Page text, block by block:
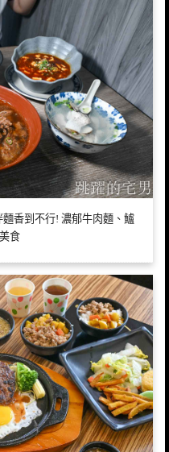
香到不行! 濃郁牛肉麵、鱸
食